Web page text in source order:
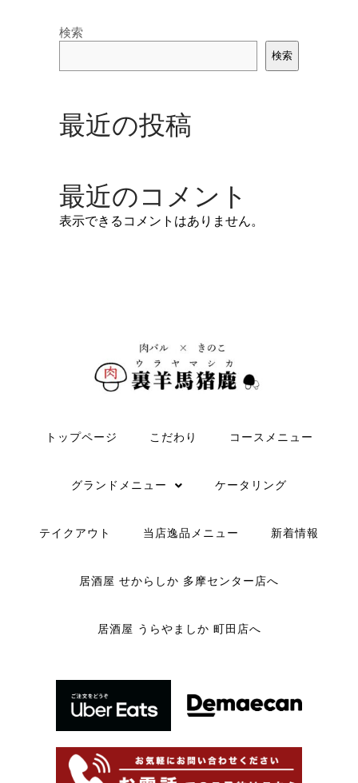
検索
検索
最近の投稿
最近のコメント
表示できるコメントはありません。
トップページ こだわり コースメニュー
グランドメニュー ケータリング
テイクアウト 当店逸品メニュー 新着情報
居酒屋 せからしか 多摩センター店へ
居酒屋 うらやましか 町田店へ